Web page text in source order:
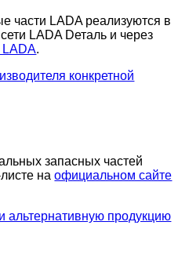
части LADA реализуются в
LADA Dеталь и через
.
конкретной
запасных частей
наофициальном сайте
альтернативную продукцию